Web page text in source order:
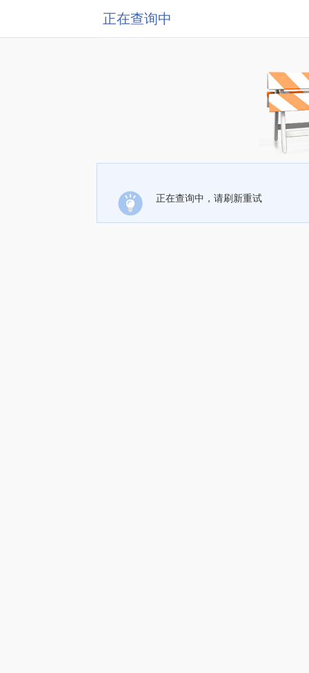
正在查询中
正在查询中，请刷新重试